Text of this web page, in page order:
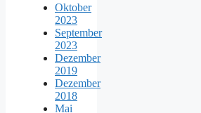
Oktober
2023
September
2023
Dezember
2019
Dezember
2018
Mai